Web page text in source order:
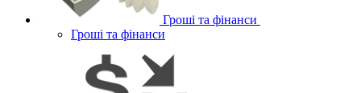
Гроші та фінанси
Гроші та фінанси